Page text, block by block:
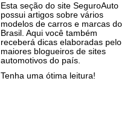
Esta seção do site SeguroAuto
possui artigos sobre vários
modelos de carros e marcas do
Brasil. Aqui você também
receberá dicas elaboradas pelo
maiores blogueiros de sites
automotivos do país.
Tenha uma ótima leitura!